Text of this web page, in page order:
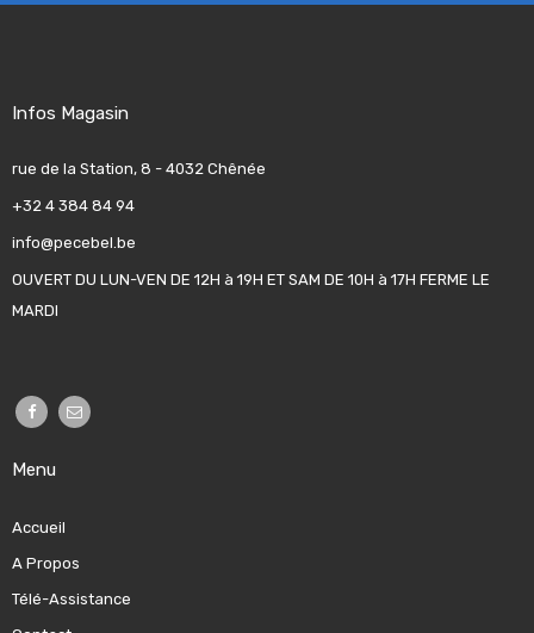
Infos Magasin
rue de la Station, 8 - 4032 Chênée
+32 4 384 84 94
info@pecebel.be
OUVERT DU LUN-VEN DE 12H à 19H ET SAM DE 10H à 17H FERME LE
MARDI
Menu
Accueil
A Propos
Télé-Assistance